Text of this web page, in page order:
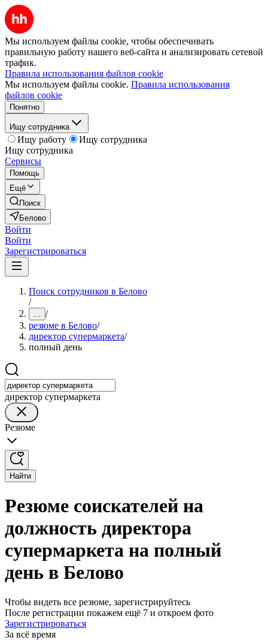
Мы используем файлы cookie, чтобы обеспечивать
правильную работу нашего веб-сайта и анализировать сетевой
трафик.
Правила использования файлов cookie
Мы используем файлы cookie. Правила использования
файлов cookie
Понятно
Ищу сотрудника
Ищу работу
Ищу сотрудника
Ищу сотрудника
Сервисы
Помощь
Ещё
Поиск
Белово
Войти
Войти
Зарегистрироваться
Поиск сотрудников в Белово
/
... /
резюме в Белово/
директор супермаркета/
полный день
директор супермаркета
Резюме
Найти
Резюме соискателей на
должность директора
супермаркета на полный
день в Белово
Чтобы видеть все резюме, зарегистрируйтесь
После регистрации покажем ещё 7 и откроем фото
Зарегистрироваться
За всё время